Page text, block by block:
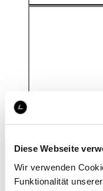
Diese Webseite
Wir verwenden
Funktionalität